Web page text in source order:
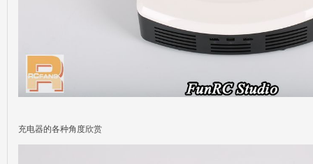
充电器的各种角度欣赏